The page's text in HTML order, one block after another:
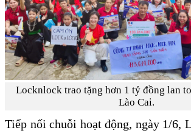
Locknlock trao tặng hơn 1 tỷ đồng lan
Lào Cai.
Tiếp nối chuỗi hoạt động, ngày 1/6,